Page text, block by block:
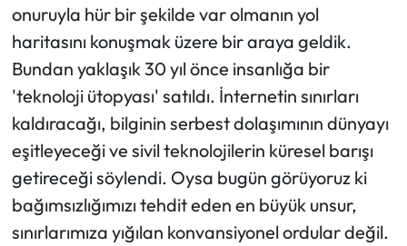
onuruyla hür bir şekilde var olmanın yol
haritasını konuşmak üzere bir araya geldik.
Bundan yaklaşık 30 yıl önce insanlığa bir
'teknoloji ütopyası' satıldı. İnternetin sınırları
kaldıracağı, bilginin serbest dolaşımının dünyayı
eşitleyeceği ve sivil teknolojilerin küresel barışı
getireceği söylendi. Oysa bugün görüyoruz ki
bağımsızlığımızı tehdit eden en büyük unsur,
sınırlarımıza yığılan konvansiyonel ordular değil.